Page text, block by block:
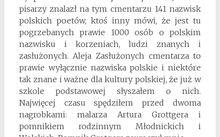
pisarzy znalazł na tym cmentarzu 141 nazwisk
polskich poetów, ktoś inny mówi, że jest tu
pogrzebanych prawie 1000 osób o polskim
nazwisku i korzeniach, ludzi znanych i
zasłużonych. Aleja Zasłużonych cmentarza to
prawie wyłącznie nazwiska polskie i niektóre
tak znane i ważne dla kultury polskiej, że już w
szkole podstawowej słyszałem o nich.
Najwięcej czasu spędziłem przed dwoma
nagrobkami: malarza Artura Grottgera i
pomnikiem rodzinnym Młodnickich i